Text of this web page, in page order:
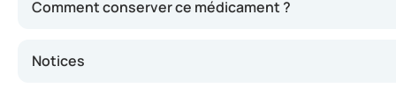
Comment conserver ce médicament ?
Notices